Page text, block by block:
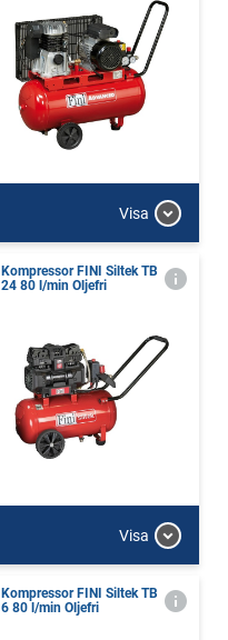
Visa
Kompressor FINI Siltek TB
24 80 l/min Oljefri
Visa
Kompressor FINI Siltek TB
6 80 l/min Oljefri